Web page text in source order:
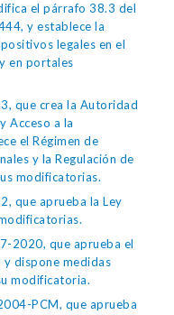
el párrafo 38.3 del
y establece la
legales en el
en portales
que crea la Autoridad
Acceso a la
el Régimen de
y la Regulación de
modificatorias.
que aprueba la Ley
2020, que aprueba el
dispone medidas
modificatoria.
PCM, que aprueba